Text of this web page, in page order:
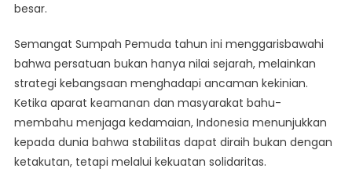
besar.
Semangat Sumpah Pemuda tahun ini menggarisbawahi
bahwa persatuan bukan hanya nilai sejarah, melainkan
strategi kebangsaan menghadapi ancaman kekinian.
Ketika aparat keamanan dan masyarakat bahu-
membahu menjaga kedamaian, Indonesia menunjukkan
kepada dunia bahwa stabilitas dapat diraih bukan dengan
ketakutan, tetapi melalui kekuatan solidaritas.